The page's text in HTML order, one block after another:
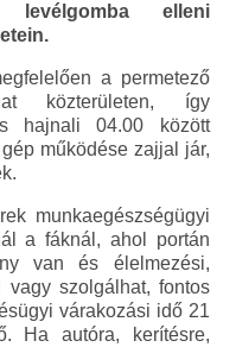
elleni
a permetező
közterületen, így
hajnali 04.00 között
működése zajjal jár,
munkaegészségügyi
a fáknál, ahol portán
van és élelmezési,
vagy szolgálhat, fontos
várakozási idő 21
Ha autóra, kerítésre,